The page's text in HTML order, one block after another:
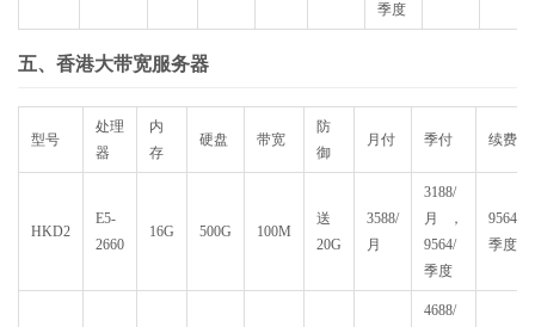
季度
五、香港大带宽服务器
型号
处理
器
内
存
硬盘 带宽
防
御
月付 季付 续费
HKD2
E5-
2660
16G 500G 100M
送
20G
3588/
月
3188/
月，
9564/
季度
9564/
季度
4688/